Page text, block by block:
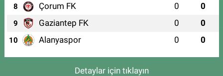
8 Çorum FK 0 0
9 Gaziantep FK 0 0
10 Alanyaspor 0 0
Detaylar için tıklayın